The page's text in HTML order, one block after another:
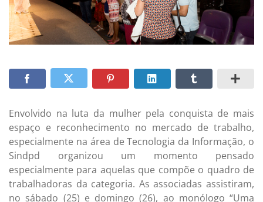
Envolvido na luta da mulher pela conquista de mais
espaço e reconhecimento no mercado de trabalho,
especialmente na área de Tecnologia da Informação, o
Sindpd organizou um momento pensado
especialmente para aquelas que compõe o quadro de
trabalhadoras da categoria. As associadas assistiram,
no sábado (25) e domingo (26), ao monólogo “Uma